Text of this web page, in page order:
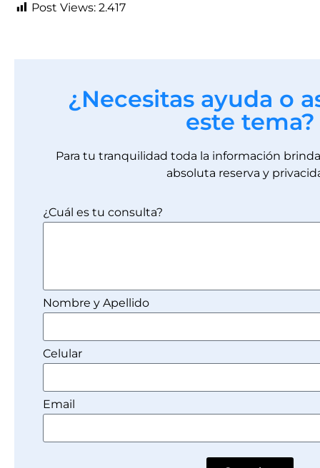
Post Views: 2.417
¿Necesitas ayuda o
este tema?
Para tu tranquilidad toda la información
absoluta reserva y
¿Cuál es tu consulta?
Nombre y Apellido
Celular
Email